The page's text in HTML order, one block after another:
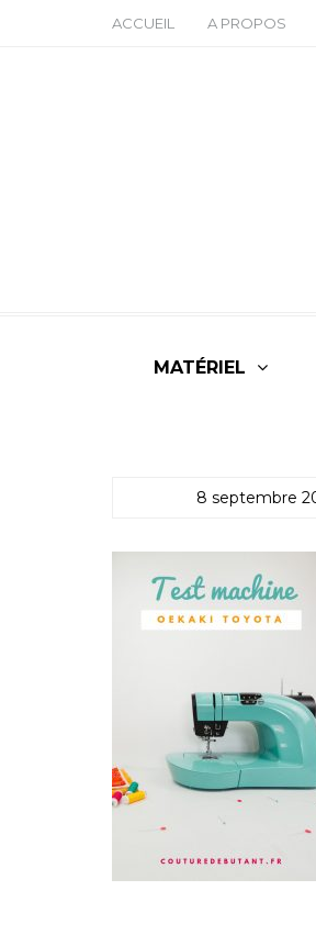
ACCUEIL A PROPOS
MATÉRIEL
8 septembre